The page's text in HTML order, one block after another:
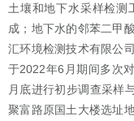
土壤和地下水采样检测
成；地下水的邻苯二甲
汇环境检测技术有限公
于2022年6 月期间多次
月底进行初步调查采样
聚富路原国土大楼选址